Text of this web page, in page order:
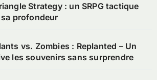
Strategy : un SRPG tactique
profondeur
vs. Zombies : Replanted – Un
les souvenirs sans surprendre